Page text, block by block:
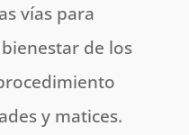
vías para
de los
y matices.